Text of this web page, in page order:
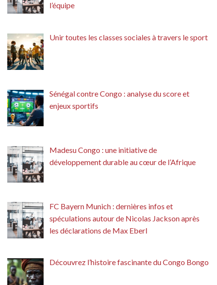
l’équipe
Unir toutes les classes sociales à travers le sport
Sénégal contre Congo : analyse du score et
enjeux sportifs
Madesu Congo : une initiative de
développement durable au cœur de l’Afrique
FC Bayern Munich : dernières infos et
spéculations autour de Nicolas Jackson après
les déclarations de Max Eberl
Découvrez l’histoire fascinante du Congo Bongo